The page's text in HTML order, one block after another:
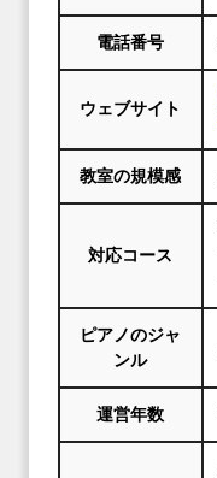
電話番号
ウェブサイト
教室の規模感
対応コース
ピアノのジャ
ンル
運営年数